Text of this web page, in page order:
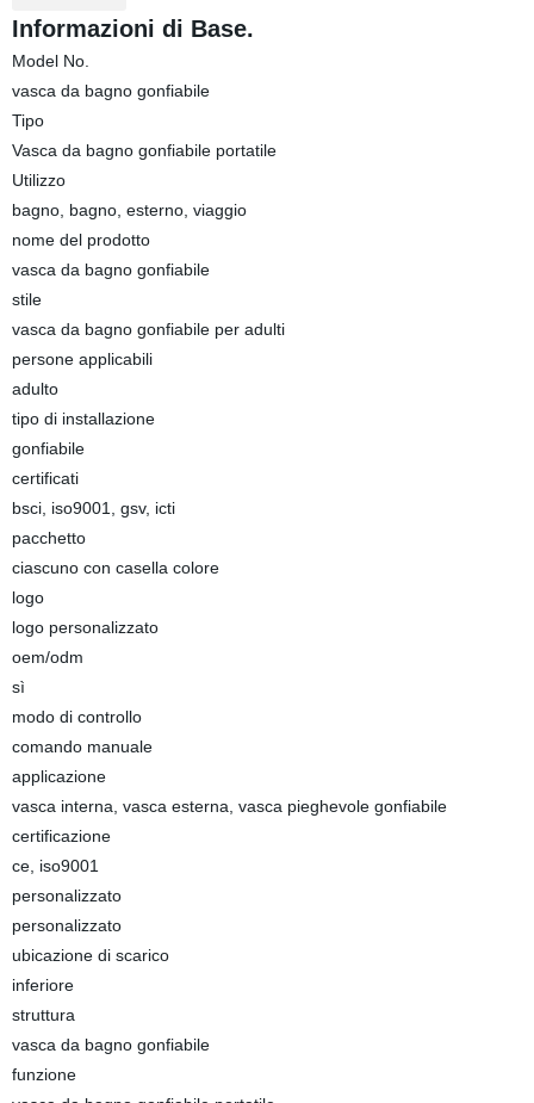
Informazioni di Base.
Model No.
vasca da bagno gonfiabile
Tipo
Vasca da bagno gonfiabile portatile
Utilizzo
bagno, bagno, esterno, viaggio
nome del prodotto
vasca da bagno gonfiabile
stile
vasca da bagno gonfiabile per adulti
persone applicabili
adulto
tipo di installazione
gonfiabile
certificati
bsci, iso9001, gsv, icti
pacchetto
ciascuno con casella colore
logo
logo personalizzato
oem/odm
sì
modo di controllo
comando manuale
applicazione
vasca interna, vasca esterna, vasca pieghevole gonfiabile
certificazione
ce, iso9001
personalizzato
personalizzato
ubicazione di scarico
inferiore
struttura
vasca da bagno gonfiabile
funzione